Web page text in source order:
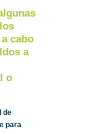
cabo
a
o
de
para